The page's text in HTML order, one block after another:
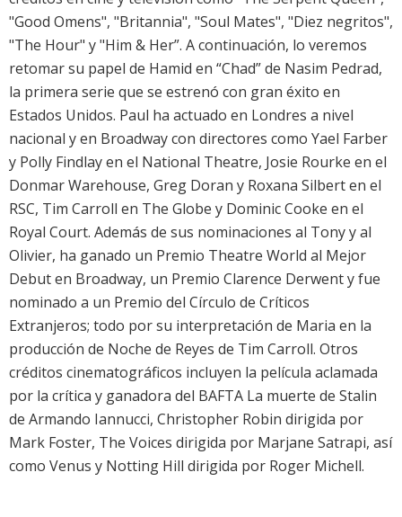
"Good Omens", "Britannia", "Soul Mates", "Diez negritos",
"The Hour" y "Him & Her”. A continuación, lo veremos
retomar su papel de Hamid en “Chad” de Nasim Pedrad,
la primera serie que se estrenó con gran éxito en
Estados Unidos. Paul ha actuado en Londres a nivel
nacional y en Broadway con directores como Yael Farber
y Polly Findlay en el National Theatre, Josie Rourke en el
Donmar Warehouse, Greg Doran y Roxana Silbert en el
RSC, Tim Carroll en The Globe y Dominic Cooke en el
Royal Court. Además de sus nominaciones al Tony y al
Olivier, ha ganado un Premio Theatre World al Mejor
Debut en Broadway, un Premio Clarence Derwent y fue
nominado a un Premio del Círculo de Críticos
Extranjeros; todo por su interpretación de Maria en la
producción de Noche de Reyes de Tim Carroll. Otros
créditos cinematográficos incluyen la película aclamada
por la crítica y ganadora del BAFTA La muerte de Stalin
de Armando Iannucci, Christopher Robin dirigida por
Mark Foster, The Voices dirigida por Marjane Satrapi, así
como Venus y Notting Hill dirigida por Roger Michell.